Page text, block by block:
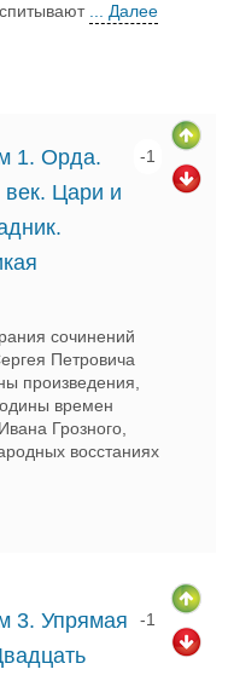
... Далее
1. Орда.
Цари и
-1
сочинений
Петровича
произведения,
времен
Грозного,
восстаниях
3. Упрямая
-1